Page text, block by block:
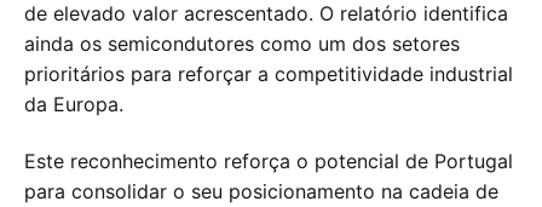
de elevado valor acrescentado. O relatório identifica
ainda os semicondutores como um dos setores
prioritários para reforçar a competitividade industrial
da Europa.
Este reconhecimento reforça o potencial de Portugal
para consolidar o seu posicionamento na cadeia de